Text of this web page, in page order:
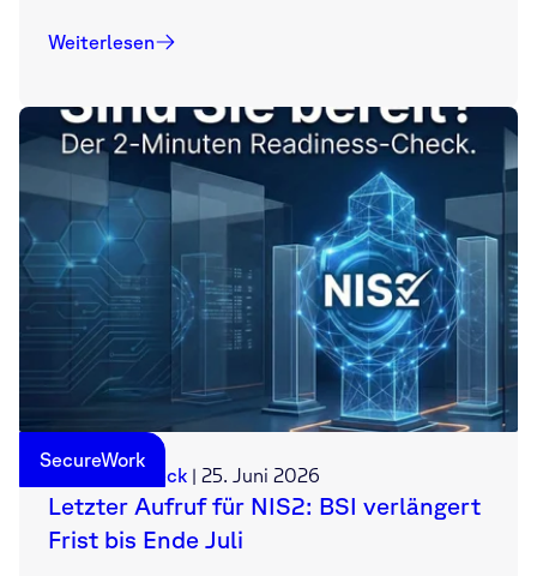
Weiterlesen
SecureWork
Sebastian Deck | 25. Juni 2026
Letzter Aufruf für NIS2: BSI verlängert
Frist bis Ende Juli